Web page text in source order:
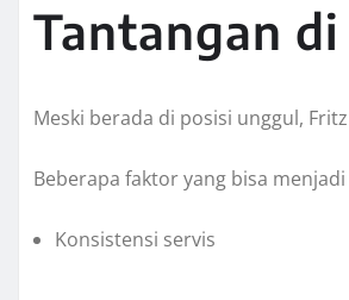
Tantangan
Meski berada di posisi unggul,
Beberapa faktor yang bisa
Konsistensi servis